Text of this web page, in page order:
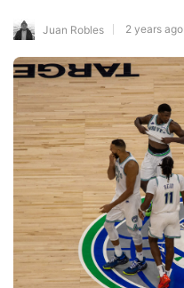
Juan Robles 2 years ago